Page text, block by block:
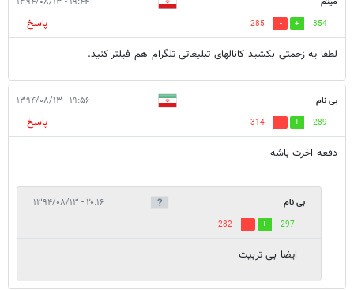
354
285
پاسخ
لطفا یه زحمتی بکشید کانالهای تبلیغاتی تلگرام هم فیلتر کنید.
بی نام ۱۹:۵۶ - ۱۳۹۴/۰۸/۱۳
289
314
پاسخ
دفعه اخرت باشه
بی نام ۲۰:۱۶ - ۱۳۹۴/۰۸/۱۳
297
282
ایضا بی تربیت